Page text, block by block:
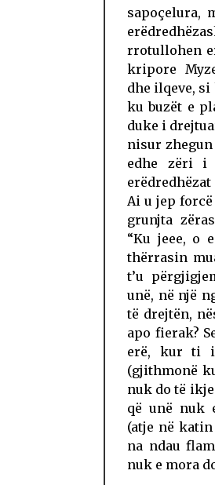
sapoçelura,
rrotullohen
kripore
dhe ilqeve,
ku buzët e
duke i
nisur zhegun
edhe zëri i
Ai u jep
grunjta
“Ku jeee, o
thërrasin
t’u
unë, në një
të drejtën,
apo fierak?
erë, kur ti
(gjithmonë
nuk do të
që unë nuk
(atje në
na ndau
nuk e mora